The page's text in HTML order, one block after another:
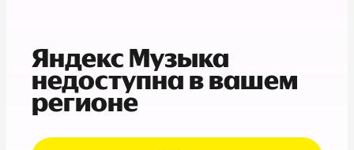
Яндекс Музыка
недоступна в вашем
регионе